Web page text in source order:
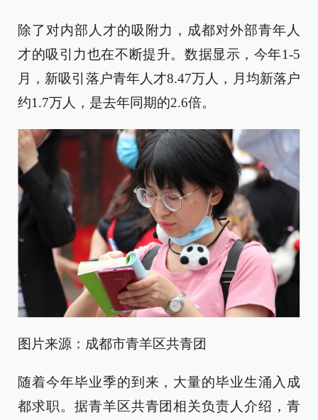
除了对内部人才的吸附力，成都对外部青年人
才的吸引力也在不断提升。数据显示，今年1-5
月，新吸引落户青年人才8.47万人，月均新落户
约1.7万人，是去年同期的2.6倍。
图片来源：成都市青羊区共青团
随着今年毕业季的到来，大量的毕业生涌入成
都求职。据青羊区共青团相关负责人介绍，青